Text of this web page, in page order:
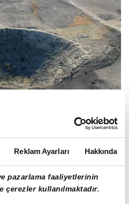
Reklam Ayarları Hakkında
pazarlama faaliyetlerinin
çerezler kullanılmaktadır.